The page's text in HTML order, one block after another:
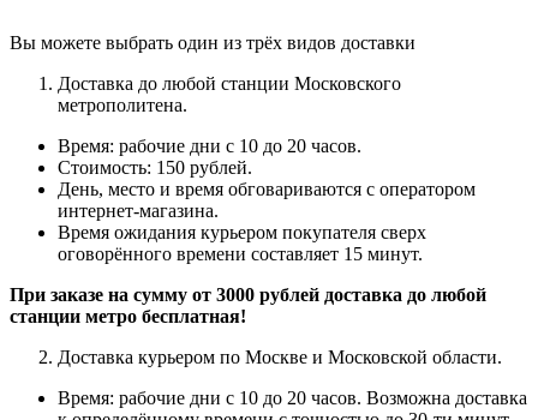
Вы можете выбрать один из трёх видов доставки
Доставка до любой станции Московского
метрополитена.
Время: рабочие дни с 10 до 20 часов.
Стоимость: 150 рублей.
День, место и время обговариваются с оператором
интернет-магазина.
Время ожидания курьером покупателя сверх
оговорённого времени составляет 15 минут.
При заказе на сумму от 3000 рублей доставка до любой
станции метро бесплатная!
Доставка курьером по Москве и Московской области.
Время: рабочие дни с 10 до 20 часов. Возможна доставка